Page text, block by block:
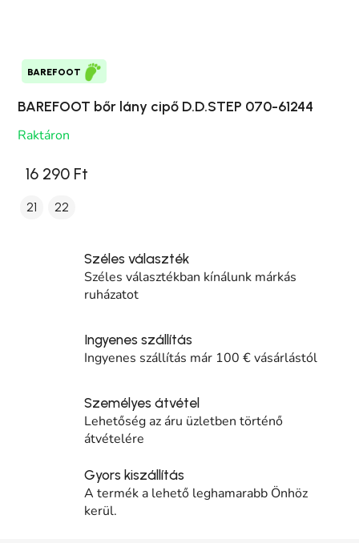
BAREFOOT
BAREFOOT bőr lány cipő D.D.STEP 070-61244
Raktáron
16 290 Ft
21 22
Széles választék
Széles választékban kínálunk márkás
ruházatot
Ingyenes szállítás
Ingyenes szállítás már 100 € vásárlástól
Személyes átvétel
Lehetőség az áru üzletben történő
átvételére
Gyors kiszállítás
A termék a lehető leghamarabb Önhöz
kerül.